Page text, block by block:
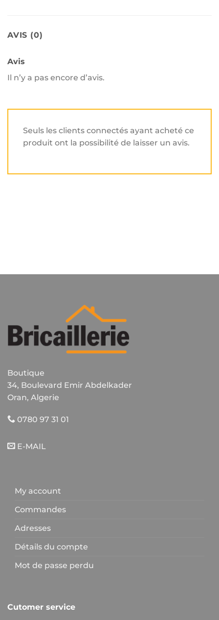
AVIS (0)
Avis
Il n’y a pas encore d’avis.
Seuls les clients connectés ayant acheté ce
produit ont la possibilité de laisser un avis.
Boutique
34, Boulevard Emir Abdelkader
Oran, Algerie
0780 97 31 01
E-MAIL
My account
Commandes
Adresses
Détails du compte
Mot de passe perdu
Cutomer service